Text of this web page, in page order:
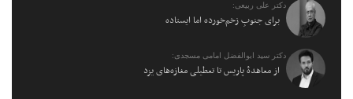
دکتر علی ربیعی:
برای جنوبِ زخم‌خورده اما ایستاده
دکتر سید ابوالفضل امامی مسجدی:
از معاهدهٔ پاریس تا تعطیلی مغازه‌های یزد